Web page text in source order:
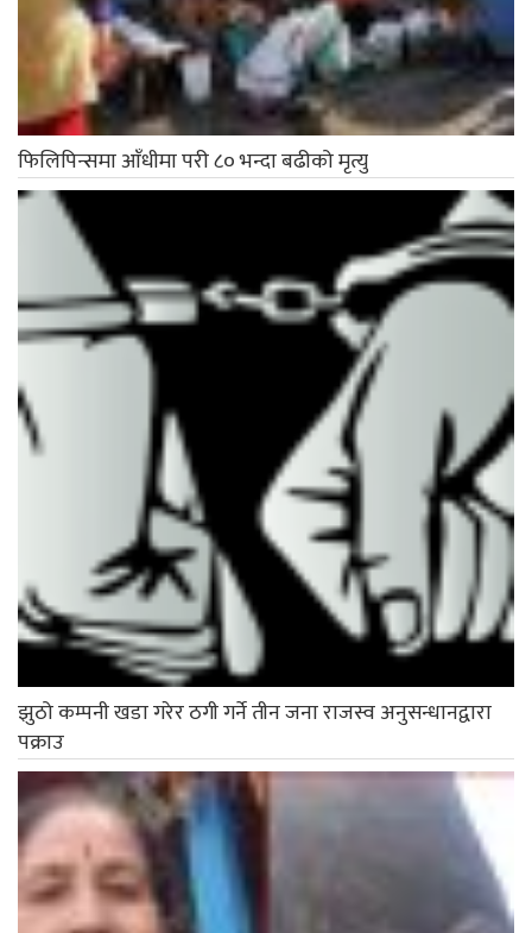
फिलिपिन्समा आँधीमा परी ८० भन्दा बढीको मृत्यु
झुठो कम्पनी खडा गरेर ठगी गर्ने तीन जना राजस्व अनुसन्धानद्वारा
पक्राउ